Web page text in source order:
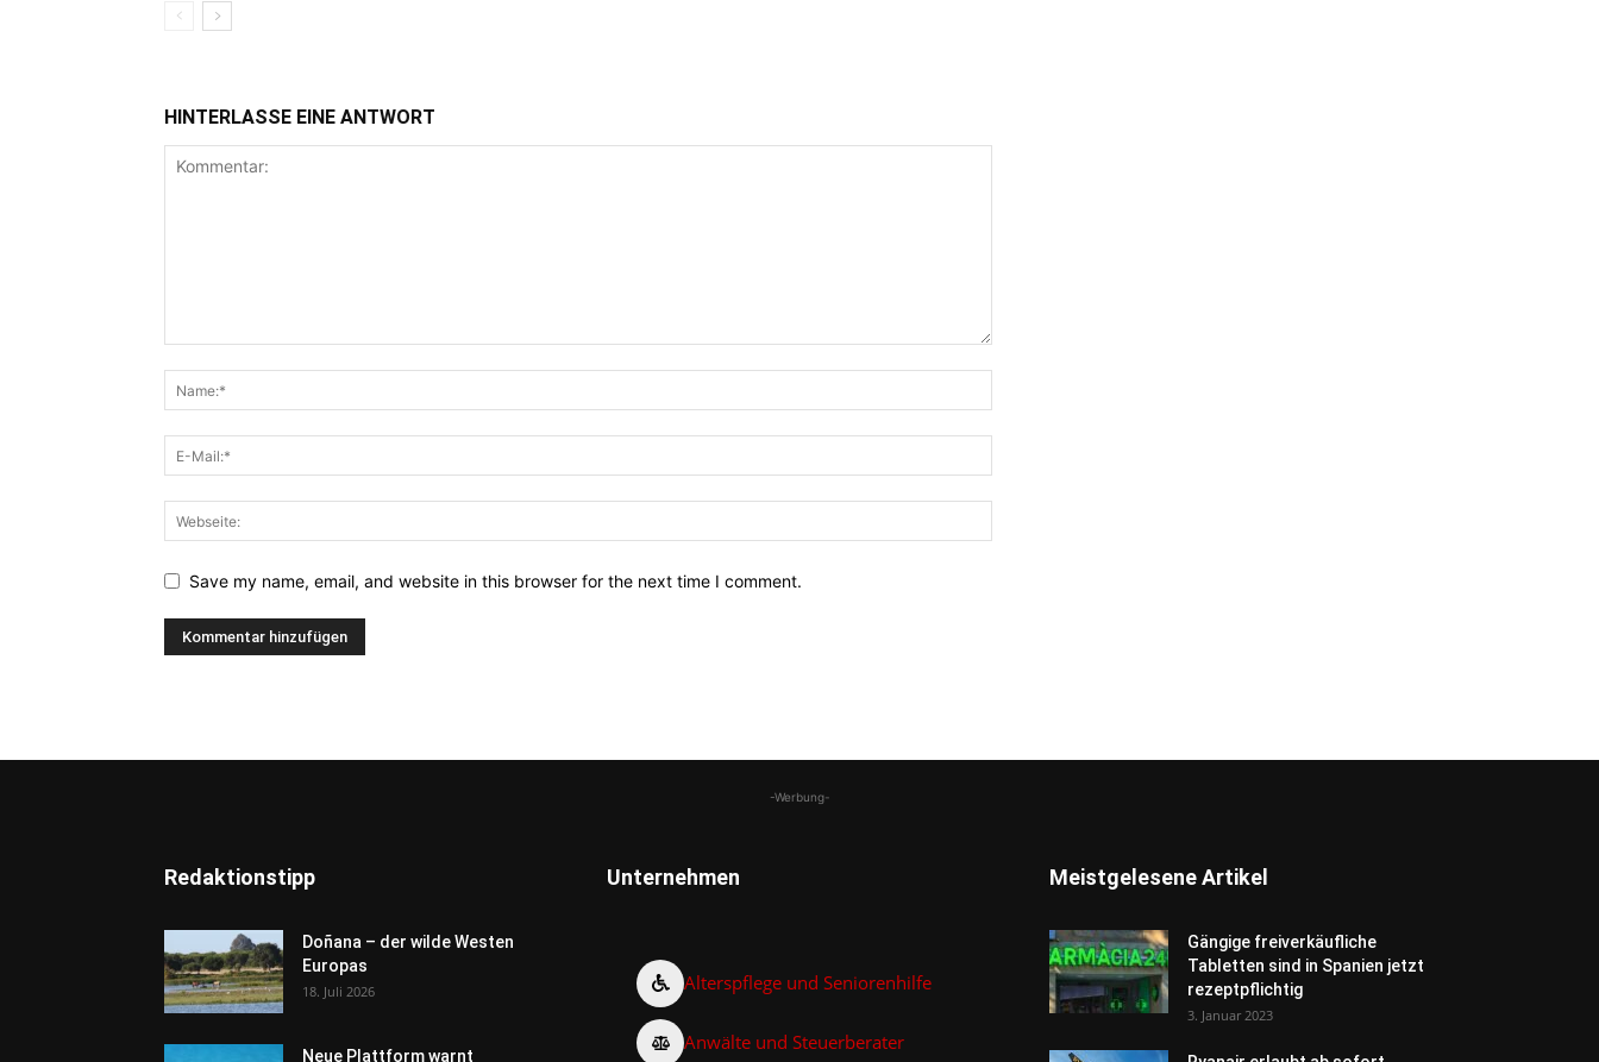
HINTERLASSE EINE ANTWORT
Save my name, email, and website in this browser for the next time I comment.
-Werbung-
Redaktionstipp
Doñana – der wilde Westen
Europas
18. Juli 2026
Neue Plattform warnt
Unternehmen
Alterspflege und Seniorenhilfe
Anwälte und Steuerberater
Meistgelesene Artikel
Gängige freiverkäufliche
Tabletten sind in Spanien jetzt
rezeptpflichtig
3. Januar 2023